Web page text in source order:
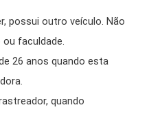
possui outro veículo. Não
faculdade.
26 anos quando esta
quando